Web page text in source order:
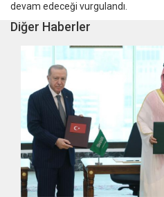
devam edeceği vurgulandı.
Diğer Haberler